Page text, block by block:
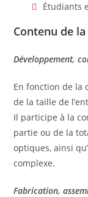
Étudiants
Contenu de
Développement,
En fonction de la
de la taille de
Il participe à la
partie ou de la
optiques, ainsi
complexe.
Fabrication,